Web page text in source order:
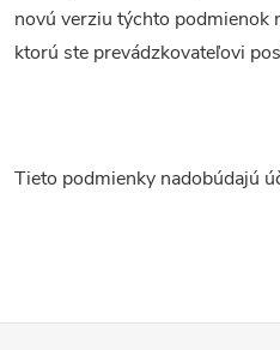
novú verziu týchto podmienok
ktorú ste prevádzkovateľovi
Tieto podmienky nadobúdajú